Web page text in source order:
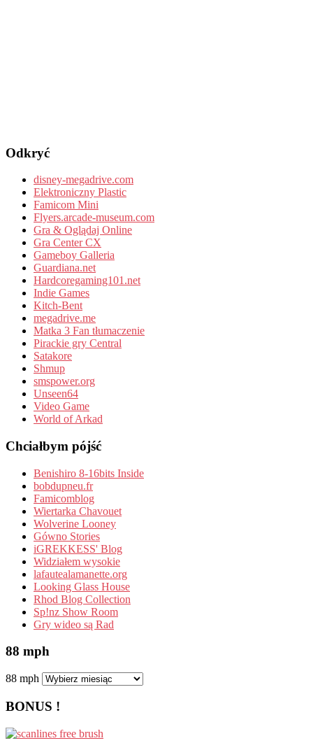
Odkryć
disney-megadrive.com
Elektroniczny Plastic
Famicom Mini
Flyers.arcade-museum.com
Gra & Oglądaj Online
Gra Center CX
Gameboy Galleria
Guardiana.net
Hardcoregaming101.net
Indie Games
Kitch-Bent
megadrive.me
Matka 3 Fan tłumaczenie
Pirackie gry Central
Satakore
Shmup
smspower.org
Unseen64
Video Game
World of Arkad
Chciałbym pójść
Benishiro 8-16bits Inside
bobdupneu.fr
Famicomblog
Wiertarka Chavouet
Wolverine Looney
Gówno Stories
iGREKKESS' Blog
Widziałem wysokie
lafautealamanette.org
Looking Glass House
Rhod Blog Collection
Sp!nz Show Room
Gry wideo są Rad
88 mph
88 mph
BONUS !